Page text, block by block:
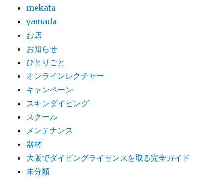
mekata
yamada
お店
お知らせ
ひとりごと
オンラインレクチャー
キャンペーン
スキンダイビング
スクール
メンテナンス
器材
大阪でダイビングライセンスを取る完全ガイド
未分類